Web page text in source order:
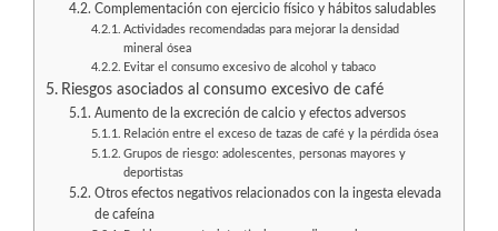
Complementación con ejercicio físico y hábitos saludables
Actividades recomendadas para mejorar la densidad
mineral ósea
Evitar el consumo excesivo de alcohol y tabaco
Riesgos asociados al consumo excesivo de café
Aumento de la excreción de calcio y efectos adversos
Relación entre el exceso de tazas de café y la pérdida ósea
Grupos de riesgo: adolescentes, personas mayores y
deportistas
Otros efectos negativos relacionados con la ingesta elevada
de cafeína